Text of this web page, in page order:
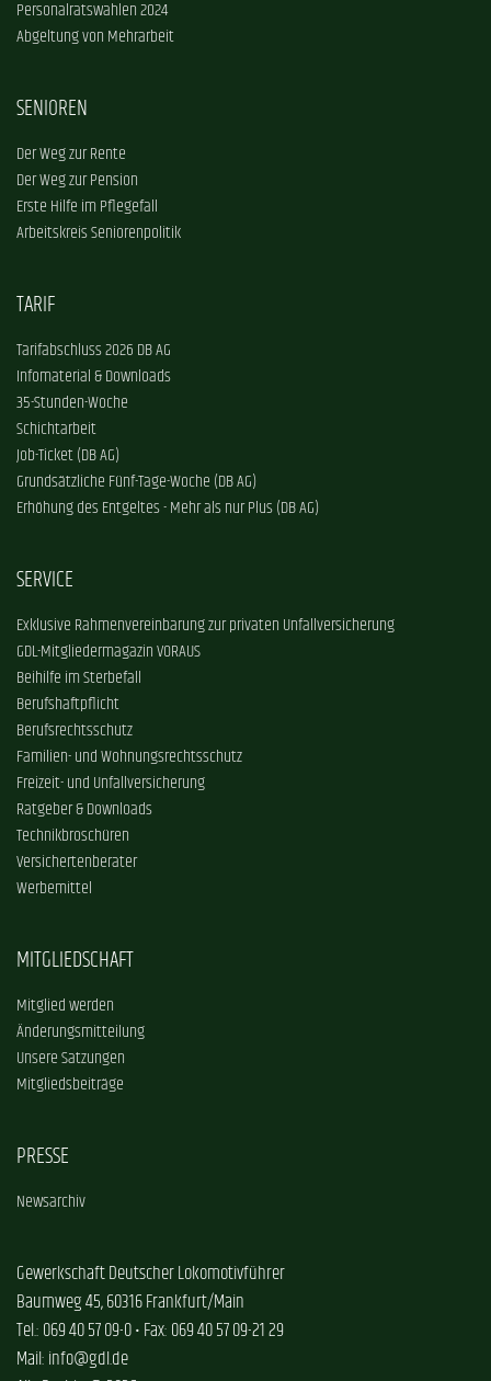
Personalratswahlen 2024
Abgeltung von Mehrarbeit
SENIOREN
Der Weg zur Rente
Der Weg zur Pension
Erste Hilfe im Pflegefall
Arbeitskreis Seniorenpolitik
TARIF
Tarifabschluss 2026 DB AG
Infomaterial & Downloads
35-Stunden-Woche
Schichtarbeit
Job-Ticket (DB AG)
Grundsätzliche Fünf-Tage-Woche (DB AG)
Erhöhung des Entgeltes - Mehr als nur Plus (DB AG)
SERVICE
Exklusive Rahmenvereinbarung zur privaten Unfallversicherung
GDL-Mitgliedermagazin VORAUS
Beihilfe im Sterbefall
Berufshaftpflicht
Berufsrechtsschutz
Familien- und Wohnungsrechtsschutz
Freizeit- und Unfallversicherung
Ratgeber & Downloads
Technikbroschüren
Versichertenberater
Werbemittel
MITGLIEDSCHAFT
Mitglied werden
Änderungsmitteilung
Unsere Satzungen
Mitgliedsbeiträge
PRESSE
Newsarchiv
Gewerkschaft Deutscher Lokomotivführer
Baumweg 45, 60316 Frankfurt/Main
Tel.: 069 40 57 09-0 • Fax: 069 40 57 09-21 29
Mail: info@gdl.de